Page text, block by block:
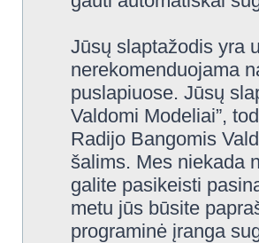
Jūsų slaptažodis yra
nerekomenduojama
puslapiuose. Jūsų
Valdomi Modeliai”,
Radijo Bangomis
šalims. Mes niekada
galite pasikeisti
metu jūs būsite
programinė įranga